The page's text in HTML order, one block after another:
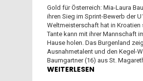
Gold für Österreich: Mia-Laura
ihren Sieg im Sprint-Bewerb der
Weltmeisterschaft hat in
Tante kann mit ihrer Mannschaft
Hause holen. Das Burgenland
Ausnahmetalent und den Kegel-
Baumgartner (16) aus St.
WEITERLESEN